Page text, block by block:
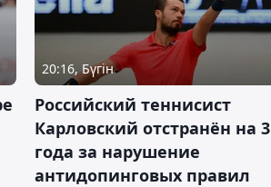
20:16, Бүгін
Российский теннисист
Карловский отстранён на 3
года за нарушение
антидопинговых правил